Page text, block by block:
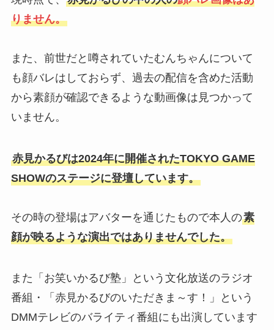
りません。
また、前世だと噂されていたむんちゃんについて
も顔バレはしておらず、過去の配信を含めた活動
から素顔が確認できるような動画像は見つかって
いません。
赤見かるびは2024年に開催されたTOKYO GAME
SHOWのステージに登壇しています。
その時の登場はアバターを通じたもので本人の素
顔が映るような演出ではありませんでした。
また「お笑いかるび塾」という文化放送のラジオ
番組・「赤見かるびのいただきま～す！」という
DMMテレビのバライティ番組にも出演しています